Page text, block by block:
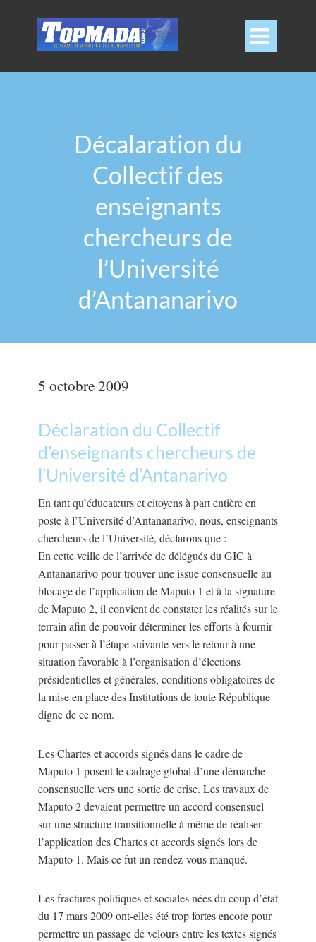

Décalaration du
Collectif des
enseignants
chercheurs de
l’Université
d’Antananarivo
5 octobre 2009
Déclaration du Collectif
d’enseignants chercheurs de
l’Université d’Antanarivo
En tant qu’éducateurs et citoyens à part entière en
poste à l’Université d’Antananarivo, nous, enseignants
chercheurs de l’Université, déclarons que :
En cette veille de l’arrivée de délégués du GIC à
Antananarivo pour trouver une issue consensuelle au
blocage de l’application de Maputo 1 et à la signature
de Maputo 2, il convient de constater les réalités sur le
terrain afin de pouvoir déterminer les efforts à fournir
pour passer à l’étape suivante vers le retour à une
situation favorable à l’organisation d’élections
présidentielles et générales, conditions obligatoires de
la mise en place des Institutions de toute République
digne de ce nom.
Les Chartes et accords signés dans le cadre de
Maputo 1 posent le cadrage global d’une démarche
consensuelle vers une sortie de crise. Les travaux de
Maputo 2 devaient permettre un accord consensuel
sur une structure transitionnelle à même de réaliser
l’application des Chartes et accords signés lors de
Maputo 1. Mais ce fut un rendez-vous manqué.
Les fractures politiques et sociales nées du coup d’état
du 17 mars 2009 ont-elles été trop fortes encore pour
permettre un passage de velours entre les textes signés